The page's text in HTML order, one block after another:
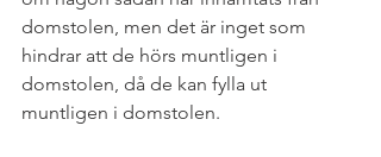
domstolen, men det är inget som
hindrar att de hörs muntligen i
domstolen, då de kan fylla ut
muntligen i domstolen.